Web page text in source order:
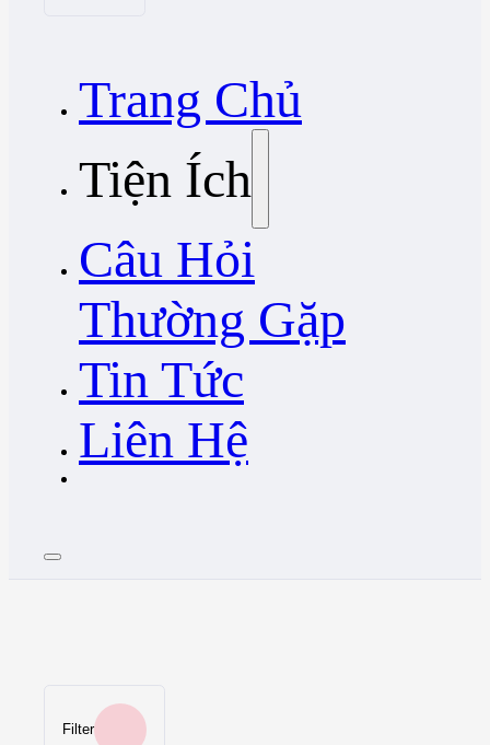
Trang Chủ
Tiện Ích
Câu Hỏi
Thường Gặp
Tin Tức
Liên Hệ
Filter